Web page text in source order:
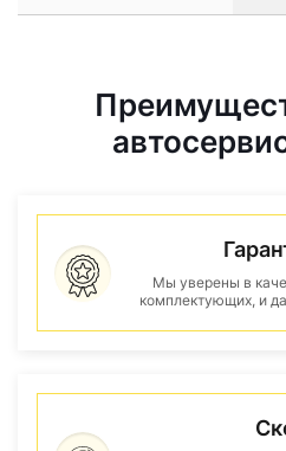
Мы уверены в
комплектующих, и